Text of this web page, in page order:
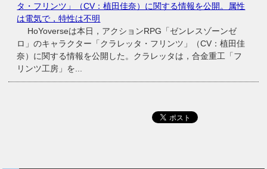
タ・フリンツ」（CV：植田佳奈）に関する情報を公開。属性
は電気で，特性は不明
HoYoverseは本日，アクションRPG「ゼンレスゾーンゼ
ロ」のキャラクター「クラレッタ・フリンツ」（CV：植田佳
奈）に関する情報を公開した。クラレッタは，合金重工「フ
リンツ工房」を...